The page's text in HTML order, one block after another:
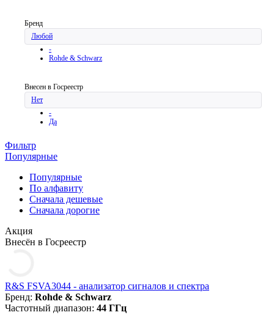
Бренд
Любой
-
Rohde & Schwarz
Внесен в Госреестр
Нет
-
Да
Фильтр
Популярные
Популярные
По алфавиту
Cначала дешевые
Cначала дорогие
Акция
Внесён в Госреестр
R&S FSVA3044 - анализатор сигналов и спектра
Бренд: Rohde & Schwarz
Частотный диапазон: 44 ГГц